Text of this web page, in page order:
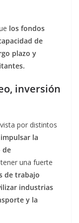
los fondos
de
plazo y
inversión
por distintos
la
de
una fuerte
de trabajo
industrias
y la